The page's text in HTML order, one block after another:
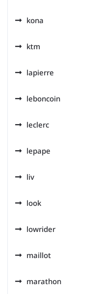
kona
ktm
lapierre
leboncoin
leclerc
lepape
liv
look
lowrider
maillot
marathon